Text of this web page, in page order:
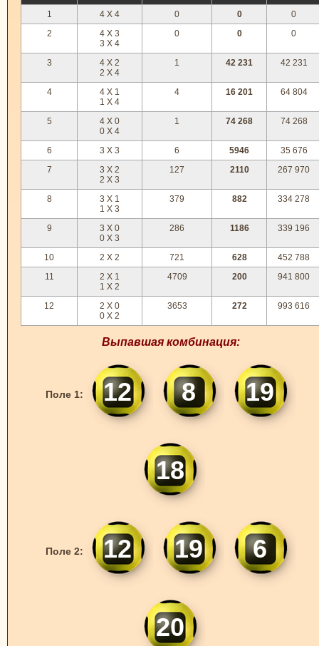
1 4 X 4 0 0
0
2
4 X 3
3 X 4
0 0 0
3
4 X 2
2 X 4
1 42 231 42 231
4
4 X 1
1 X 4
4 16 201 64 804
5
4 X 0
0 X 4
1 74 268 74 268
6 3 X 3 6 5946
35 676
7
3 X 2
2 X 3
127 2110 267 970
8
3 X 1
1 X 3
379 882 334 278
9
3 X 0
0 X 3
286 1186 339 196
10 2 X 2 721 628
452 788
11
2 X 1
1 X 2
4709 200 941 800
12
2 X 0
0 X 2
3653 272 993 616
Выпавшая комбинация:
Поле 1: 12 8 19
18
Поле 2: 12 19 6
20